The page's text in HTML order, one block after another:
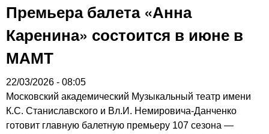
Премьера балета «Анна
Каренина» состоится в июне в
МАМТ
22/03/2026 - 08:05
Московский академический Музыкальный театр имени
К.С. Станиславского и Вл.И. Немировича-Данченко
готовит главную балетную премьеру 107 сезона —